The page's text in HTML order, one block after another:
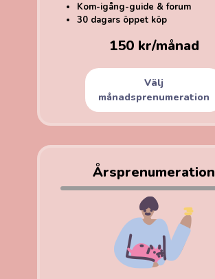
Kom-igång-guide & forum
30 dagars öppet köp
150 kr/månad
Välj
månadsprenumeration
Årsprenumeration